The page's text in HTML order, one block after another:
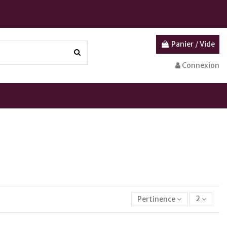
Panier /Vide
Connexion
Pertinence 2